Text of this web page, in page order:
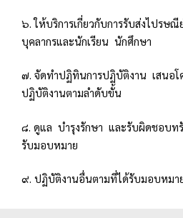
๖. ให้บริการเกี่ยวกับการรับส่งไปรษ
บุคลากรและนักเรียน นักศึกษา
๗. จัดทำปฏิทินการปฏิบัติงาน เสนอโค
ปฏิบัติงานตามลำดับขั้น
๘. ดูแล บำรุงรักษา และรับผิดชอบท
รับมอบหมาย
๙. ปฏิบัติงานอื่นตามที่ได้รับมอบหมา